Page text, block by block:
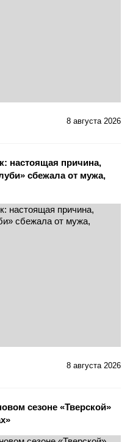
8 августа 2026
настоящая причина,
сбежала от мужа,
8 августа 2026
сезоне «Тверской»